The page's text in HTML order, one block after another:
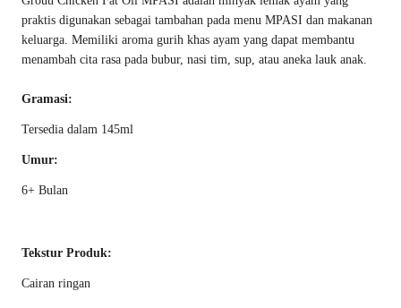
praktis digunakan sebagai tambahan pada menu MPASI dan makanan
keluarga. Memiliki aroma gurih khas ayam yang dapat membantu
menambah cita rasa pada bubur, nasi tim, sup, atau aneka lauk anak.
Gramasi:
Tersedia dalam 145ml
Umur:
6+ Bulan
Tekstur Produk:
Cairan ringan